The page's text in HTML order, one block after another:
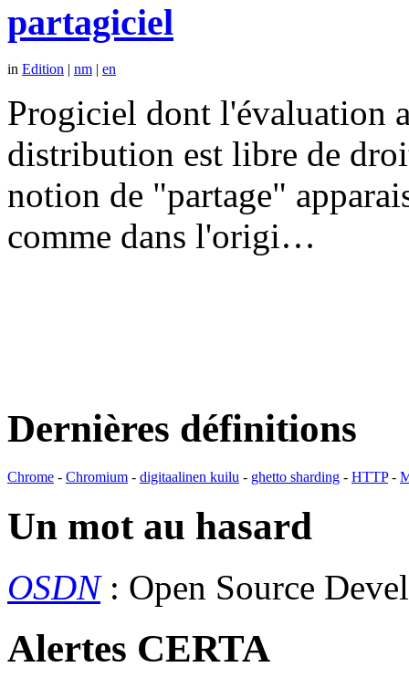
partagiciel
in Edition | nm | en
Progiciel dont l'évaluation
distribution est libre de
notion de "partage"
comme dans l'origi…
Dernières définitions
Chrome - Chromium - digitaalinen kuilu - ghetto sharding - HTTP-
Un mot au hasard
OSDN: Open Source
Alertes CERTA